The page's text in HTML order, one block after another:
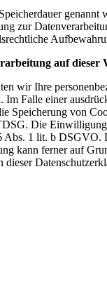
zur
auf dieser
wir Ihre
Falle einer
Speicherung von
Die
1 lit. b
kann ferner auf
dieser